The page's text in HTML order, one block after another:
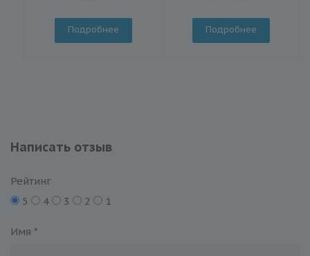
Подробнее Подробнее
Написать отзыв
Рейтинг
5
4 3 2 1
Имя *